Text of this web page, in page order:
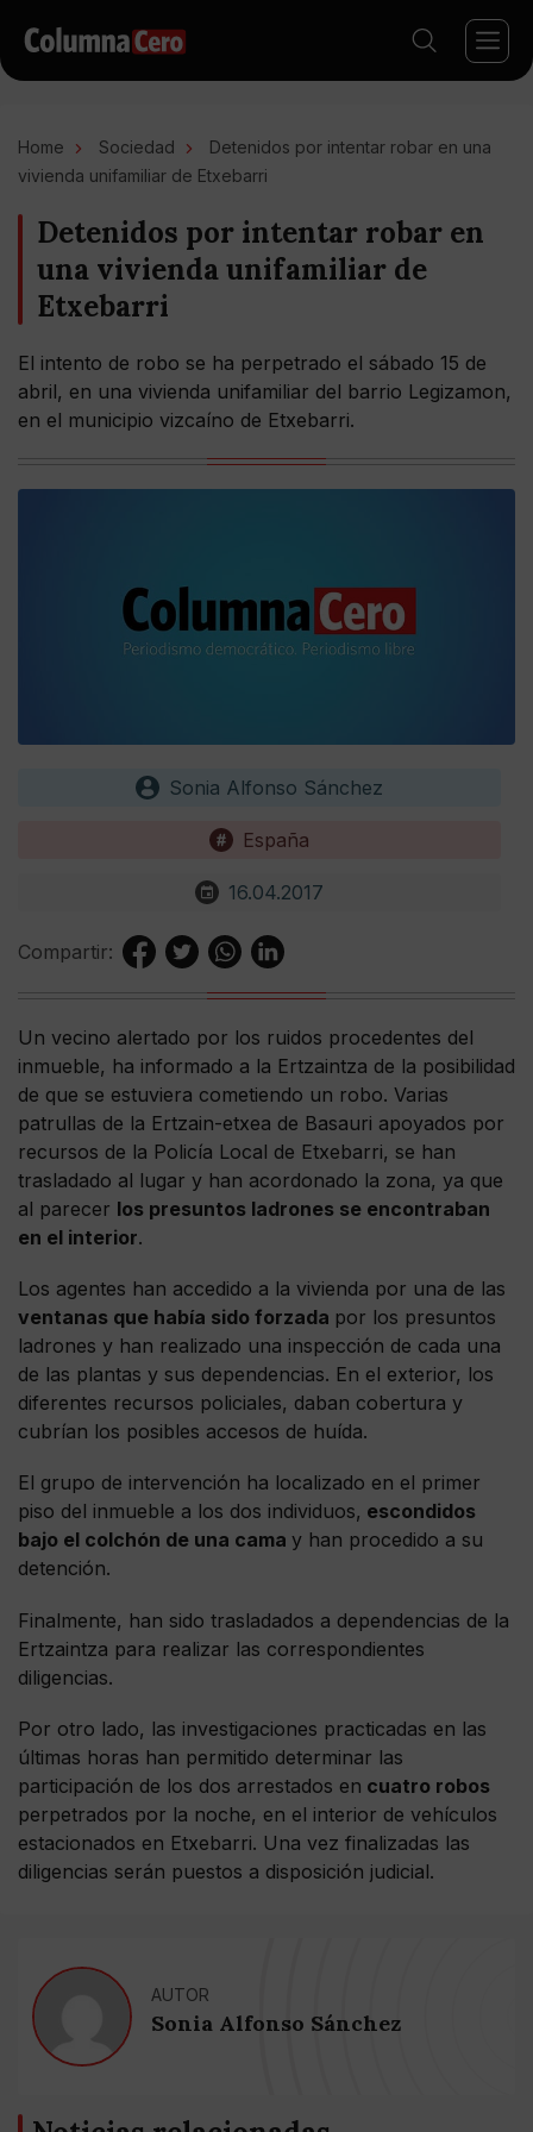
Home Sociedad
Detenidos por intentar robar en una
vivienda unifamiliar de Etxebarri
Detenidos por intentar robar en
una vivienda unifamiliar de
Etxebarri
El intento de robo se ha perpetrado el sábado 15 de
abril, en una vivienda unifamiliar del barrio Legizamon,
en el municipio vizcaíno de Etxebarri.
Sonia Alfonso Sánchez
España
16.04.2017
Compartir:
Un vecino alertado por los ruidos procedentes del
inmueble, ha informado a la Ertzaintza de la posibilidad
de que se estuviera cometiendo un robo. Varias
patrullas de la Ertzain-etxea de Basauri apoyados por
recursos de la Policía Local de Etxebarri, se han
trasladado al lugar y han acordonado la zona, ya que
al parecer los presuntos ladrones se encontraban
en el interior.
Los agentes han accedido a la vivienda por una de las
ventanas que había sido forzada por los presuntos
ladrones y han realizado una inspección de cada una
de las plantas y sus dependencias. En el exterior, los
diferentes recursos policiales, daban cobertura y
cubrían los posibles accesos de huída.
El grupo de intervención ha localizado en el primer
piso del inmueble a los dos individuos, escondidos
bajo el colchón de una cama y han procedido a su
detención.
Finalmente, han sido trasladados a dependencias de la
Ertzaintza para realizar las correspondientes
diligencias.
Por otro lado, las investigaciones practicadas en las
últimas horas han permitido determinar las
participación de los dos arrestados en cuatro robos
perpetrados por la noche, en el interior de vehículos
estacionados en Etxebarri. Una vez finalizadas las
diligencias serán puestos a disposición judicial.
AUTOR
Sonia Alfonso Sánchez